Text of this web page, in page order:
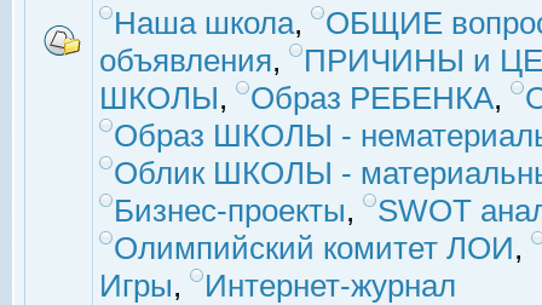
Наша школа,
ОБЩИЕ
объявления,
ПРИЧИНЫ и
ШКОЛЫ, Образ РЕБЕНКА,
Образ ШКОЛЫ -
Облик ШКОЛЫ -
Бизнес-проекты,
SWOT
Олимпийский комитет ЛОИ,
Игры, Интернет-журнал